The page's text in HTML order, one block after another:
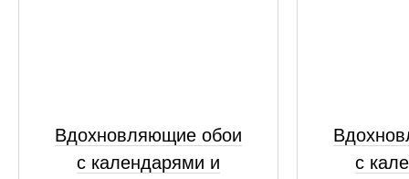
Вдохновляющие обои
с календарями и
с